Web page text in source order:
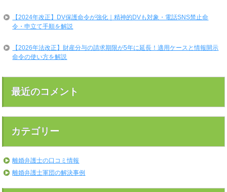
【2024年改正】DV保護命令が強化｜精神的DVも対象・電話SNS禁止命
令・申立て手順を解説
【2026年法改正】財産分与の請求期限が5年に延長！適用ケースと情報開示
命令の使い方を解説
最近のコメント
カテゴリー
離婚弁護士の口コミ情報
離婚弁護士軍団の解決事例